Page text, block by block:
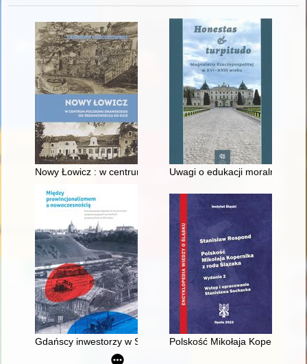
Nowy Łowicz : w centrum poligonu drawskiego od
Uwagi o edukacji moralnej
Gdańscy inwestorzy w Sopocie : prestiż finansowy i
Polskość Mikołaja Kopernika z